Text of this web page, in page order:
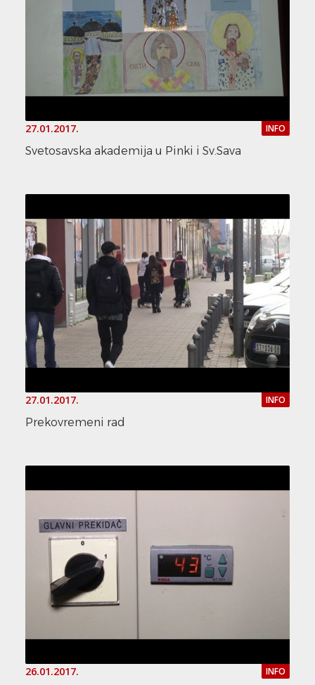
27.01.2017. INFO
Svetosavska akademija u Pinki i Sv.Sava
27.01.2017. INFO
Prekovremeni rad
26.01.2017. INFO